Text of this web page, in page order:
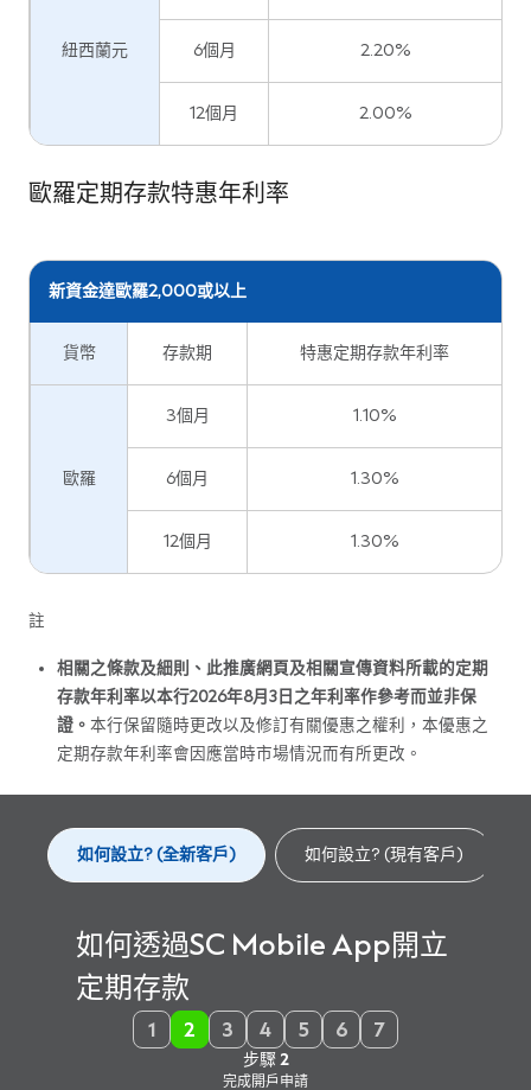
紐西蘭元 6個月 2.20%
12個月 2.00%
歐羅定期存款特惠年利率
新資金達歐羅2,000或以上
貨幣 存款期 特惠定期存款年利率
歐羅
3個月 1.10%
6個月 1.30%
12個月 1.30%
註
相關之條款及細則、此推廣網頁及相關宣傳資料所載的定期
存款年利率以本行2026年8月3日之年利率作參考而並非保
證。 本行保留隨時更改以及修訂有關優惠之權利，本優惠之
定期存款年利率會因應當時市場情況而有所更改。
如何設立? (全新客戶) 如何設立? (現有客戶)
如何透過SC Mobile App開立
定期存款
步驟 1
下載SC Mobile App，選擇「立即開戶」
步驟 2
完成開戶申請
步驟 3
選擇「探索」、「存款」 、 「網上定期存款」 、 並按「立
步驟 4
選擇貨幣和存款期並輸入本金金額
步驟 5
查看我們提供的利率
步驟 6
選擇扣賬戶口
步驟 7
檢查及確認定期存款資料
1 2 3 4 5 6 7